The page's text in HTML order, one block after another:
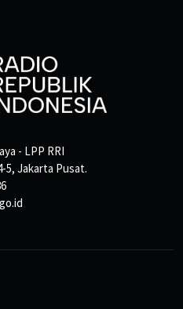
- LPP RRI
5, Jakarta Pusat.